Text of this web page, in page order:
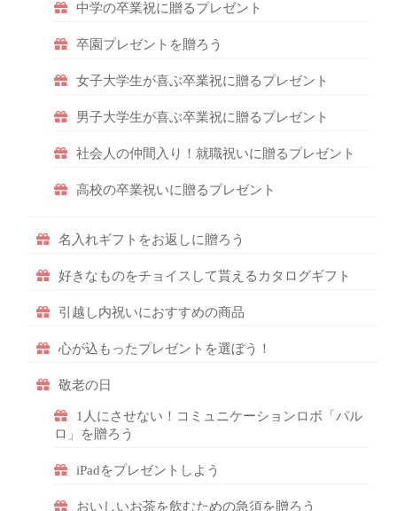
中学の卒業祝に贈るプレゼント
卒園プレゼントを贈ろう
女子大学生が喜ぶ卒業祝に贈るプレゼント
男子大学生が喜ぶ卒業祝に贈るプレゼント
社会人の仲間入り！就職祝いに贈るプレゼント
高校の卒業祝いに贈るプレゼント
名入れギフトをお返しに贈ろう
好きなものをチョイスして貰えるカタログギフト
引越し内祝いにおすすめの商品
心が込もったプレゼントを選ぼう！
敬老の日
1人にさせない！コミュニケーションロボ「パル
ロ」を贈ろう
iPadをプレゼントしよう
おいしいお茶を飲むための急須を贈ろう